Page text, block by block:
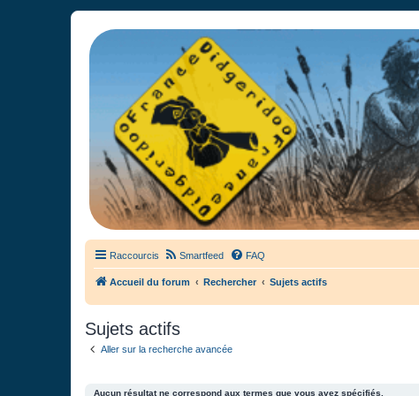
France Didgeridoo
Didgeridoo et Guimbarde sur France Didgeridoo - retrouvez la communauté.
Raccourcis Smartfeed FAQ
Accueil du forum Rechercher Sujets actifs
Sujets actifs
Aller sur la recherche avancée
Aucun résultat ne correspond aux termes que vous avez spécifiés.